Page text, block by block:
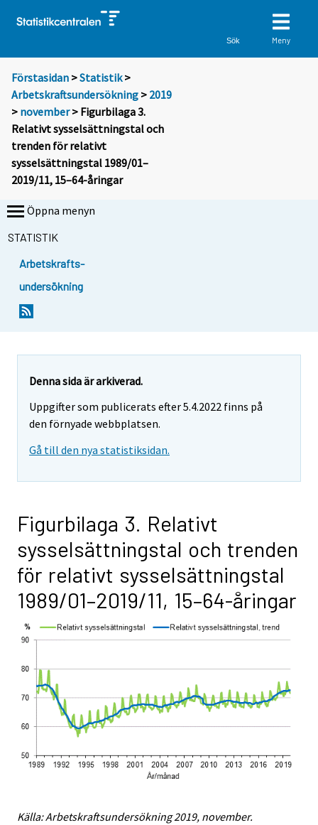
Sök Meny
Förstasidan >Statistik >
Arbetskraftsundersökning > 2019
> november> Figurbilaga 3.
Relativt sysselsättningstal och
trenden för relativt
sysselsättningstal 1989/01–
2019/11, 15–64-åringar
Öppna menyn
STATISTIK
Arbetskrafts-
undersökning
Denna sida är arkiverad.
Uppgifter som publicerats efter 5.4.2022 finns på
den förnyade webbplatsen.
Gå till den nya statistiksidan.
Figurbilaga 3. Relativt
sysselsättningstal och trenden
för relativt sysselsättningstal
1989/01–2019/11, 15–64-åringar
Källa: Arbetskraftsundersökning 2019, november.